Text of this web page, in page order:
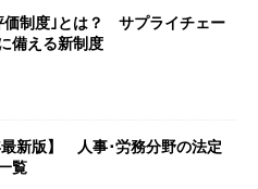
価制度｣とは？ サプライチェー
備える新制度
最新版】 人事･労務分野の法定
覧